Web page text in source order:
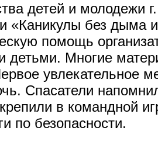
детей и молодежи
«Каникулы без дыма
помощь
детьми. Многие
увлекательное
Спасатели
в командной
по безопасности.